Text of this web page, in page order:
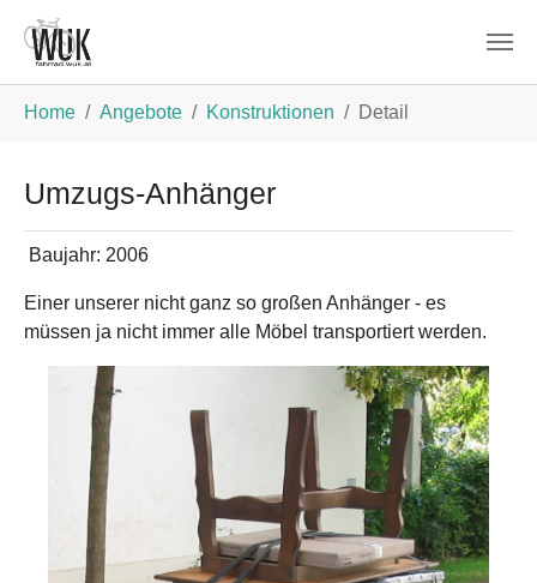
Home Angebote Konstruktionen Detail
Umzugs-Anhänger
Baujahr: 2006
Einer unserer nicht ganz so großen Anhänger - es
müssen ja nicht immer alle Möbel transportiert werden.